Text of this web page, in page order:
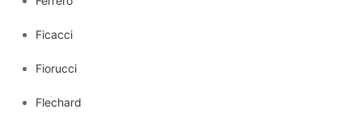
Ficacci
Fiorucci
Flechard